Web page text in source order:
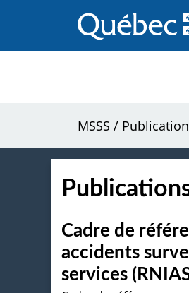
au
contenu
MSSS /
Cadre de
accidents
services